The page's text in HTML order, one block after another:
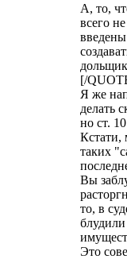
А, то,
всего
[/
Я же
делать
но ст.
Кстати,
таких
Вы
то, в
Это